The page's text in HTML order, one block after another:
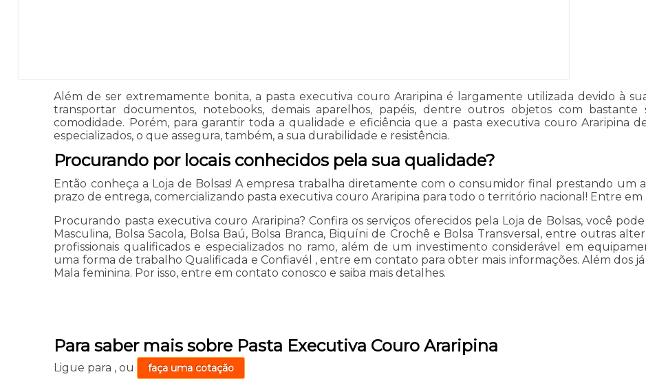
Além de ser extremamente bonita, a pasta executiva couro Araripina é largamente utilizada devido à
transportar documentos, notebooks, demais aparelhos, papéis, dentre outros objetos com
comodidade. Porém, para garantir toda a qualidade e eficiência que a pasta executiva couro Araripina
especializados, o que assegura, também, a sua durabilidade e resistência.
Procurando por locais conhecidos pela sua qualidade?
Então conheça a Loja de Bolsas! A empresa trabalha diretamente com o consumidor final prestando
prazo de entrega, comercializando pasta executiva couro Araripina para todo o território nacional! Entre em
Procurando pasta executiva couro Araripina? Confira os serviços oferecidos pela Loja de Bolsas, você
Masculina, Bolsa Sacola, Bolsa Baú, Bolsa Branca, Biquíni de Crochê e Bolsa Transversal, entre outras
profissionais qualificados e especializados no ramo, além de um investimento considerável em
uma forma de trabalho Qualificada e Confiavél , entre em contato para obter mais informações. Além dos
Mala feminina. Por isso, entre em contato conosco e saiba mais detalhes.
Para saber mais sobre Pasta Executiva Couro Araripina
Ligue para ,ou faça uma cotação